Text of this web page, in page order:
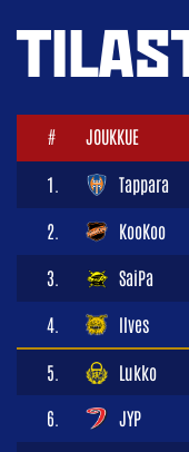
# JOUKKUE
1. Tappara
2. KooKoo
3. SaiPa
4. Ilves
5. Lukko
6. JYP